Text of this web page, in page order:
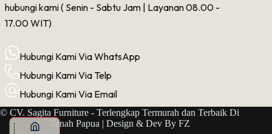
hubungi kami ( Senin - Sabtu Jam | Layanan 08.00 -
17.00 WIT)
Hubungi Kami Via WhatsApp
Hubungi Kami Via Telp
Hubungi Kami Via Email
© CV. Sagita Furniture - Terlengkap Termurah dan Terbaik Di
Tanah Papua | Design & Dev By FZ